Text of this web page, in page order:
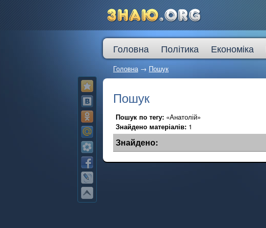
Головна Політика Економіка
Головна→ Пошук
Пошук
Пошук по тегу: «Анатолій»
Знайдено матеріалів: 1
Знайдено: